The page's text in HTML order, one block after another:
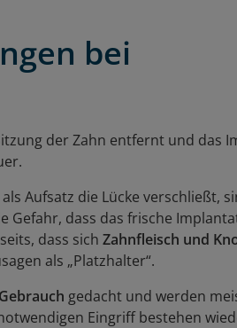
bei
der Zahn entfernt und das
Aufsatz die Lücke verschließt,
dass das frische
dass sich Zahnfleisch und
als „Platzhalter“.
gedacht und werden
Eingriff bestehen